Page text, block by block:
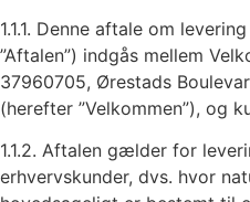
1.1.1. Denne aftale om
”Aftalen”) indgås mellem
37960705, Ørestads
(herefter ”Velkommen”), og
1.1.2. Aftalen gælder for
erhvervskunder, dvs. hvor